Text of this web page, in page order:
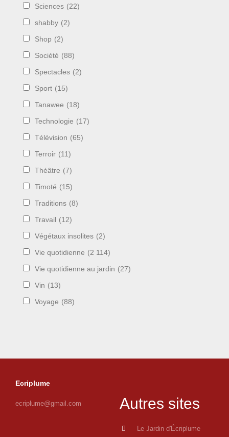
Sciences (22)
shabby (2)
Shop (2)
Société (88)
Spectacles (2)
Sport (15)
Tanawee (18)
Technologie (17)
Télévision (65)
Terroir (11)
Théâtre (7)
Timoté (15)
Traditions (8)
Travail (12)
Végétaux insolites (2)
Vie quotidienne (2 114)
Vie quotidienne au jardin (27)
Vin (13)
Voyage (88)
Ecriplume
ecriplume@gmail.com Autres sites
Le Jardin d'Écriplume